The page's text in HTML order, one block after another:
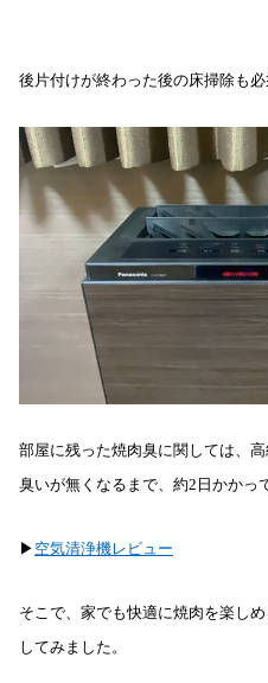
後片付けが終わった後の床掃除も必
部屋に残った焼肉臭に関しては、
臭いが無くなるまで、約2日かかっ
▶︎ 空気清浄機レビュー
そこで、家でも快適に焼肉を楽し
してみました。